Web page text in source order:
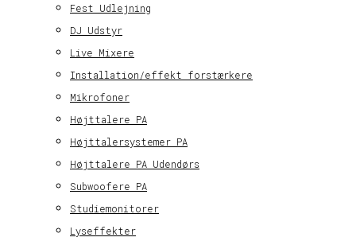
Fest Udlejning
DJ Udstyr
Live Mixere
Installation/effekt forstærkere
Mikrofoner
Højttalere PA
Højttalersystemer PA
Højttalere PA Udendørs
Subwoofere PA
Studiemonitorer
Lyseffekter